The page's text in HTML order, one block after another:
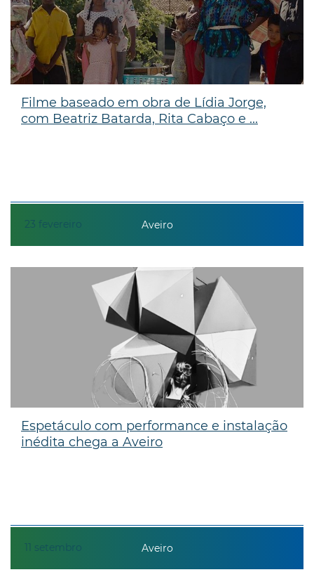
23 fevereiro
Filme baseado em obra de Lídia Jorge,
com Beatriz Batarda, Rita Cabaço e ...
Aveiro
11 setembro
Espetáculo com performance e instalação
inédita chega a Aveiro
Aveiro